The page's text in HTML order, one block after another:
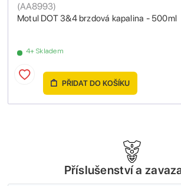
Motul DOT 3&4 brzdová kapalina - 500ml
(AA8993)
4+ Skladem
PŘIDAT DO KOŠÍKU
Příslušenství a